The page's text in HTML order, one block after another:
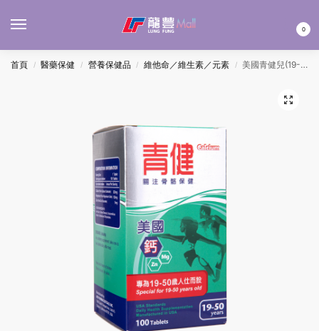
0
首頁 / 醫藥保健 / 營養保健品 / 維他命／維生素／元素 / 美國青健兒(19-50歲)骨骼保健配方(鈣鎂鋅) 100’S